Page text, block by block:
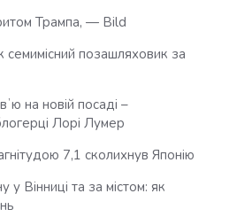
Трампа, — Bild
позашляховик за
на новій посаді –
Лорі Лумер
7,1 сколихнув Японію
у Вінниці та за містом: як